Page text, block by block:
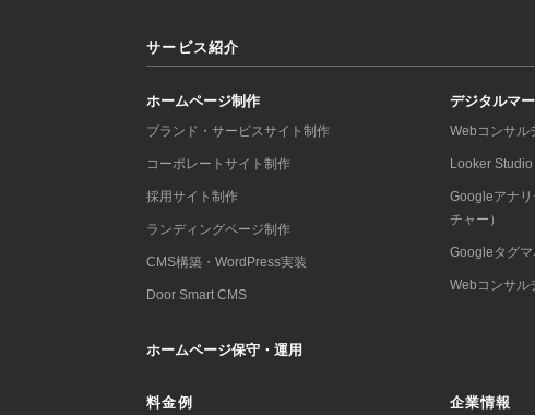
サービス紹介
ホームページ制作
ブランド・サービスサイト制作
コーポレートサイト制作
採用サイト制作
ランディングページ制作
CMS構築・WordPress実装
Door Smart CMS
デジタルマ
Webコンサル
Looker Studio
Googleアナ
チャー）
Googleタグマ
Webコンサル
ホームページ保守・運用
料金例 企業情報